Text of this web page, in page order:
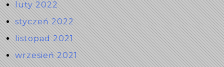
luty 2022
styczeń 2022
listopad 2021
wrzesień 2021